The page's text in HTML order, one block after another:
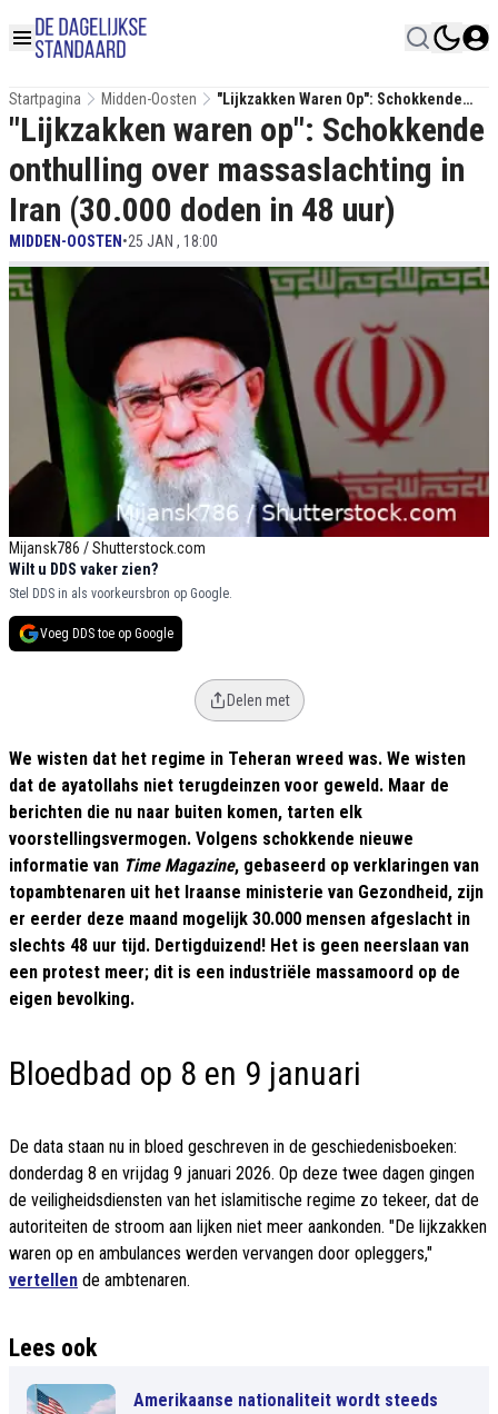
Startpagina Midden-Oosten
"Lijkzakken Waren Op": Schokkende
Onthulling Over Massaslachting In Iran
(30.000 Doden In 48 Uur)
Mijansk786 / Shutterstock.com
"Lijkzakken waren op": Schokkende
onthulling over massaslachting in
Iran (30.000 doden in 48 uur)
MIDDEN-OOSTEN •25 JAN , 18:00
Wilt u DDS vaker zien?
Stel DDS in als voorkeursbron op Google.
Voeg DDS toe op Google
Delen met
We wisten dat het regime in Teheran wreed was. We wisten
dat de ayatollahs niet terugdeinzen voor geweld. Maar de
berichten die nu naar buiten komen, tarten elk
voorstellingsvermogen. Volgens schokkende nieuwe
informatie van Time Magazine, gebaseerd op verklaringen van
topambtenaren uit het Iraanse ministerie van Gezondheid, zijn
er eerder deze maand mogelijk 30.000 mensen afgeslacht in
slechts 48 uur tijd. Dertigduizend! Het is geen neerslaan van
een protest meer; dit is een industriële massamoord op de
eigen bevolking.
Bloedbad op 8 en 9 januari
De data staan nu in bloed geschreven in de geschiedenisboeken:
donderdag 8 en vrijdag 9 januari 2026. Op deze twee dagen gingen
de veiligheidsdiensten van het islamitische regime zo tekeer, dat de
autoriteiten de stroom aan lijken niet meer aankonden. "De lijkzakken
waren op en ambulances werden vervangen door opleggers,"
vertellen de ambtenaren.
Lees ook
Amerikaanse nationaliteit wordt steeds